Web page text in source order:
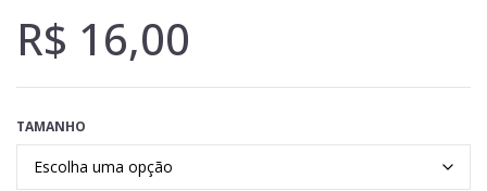
R$ 16,00
TAMANHO